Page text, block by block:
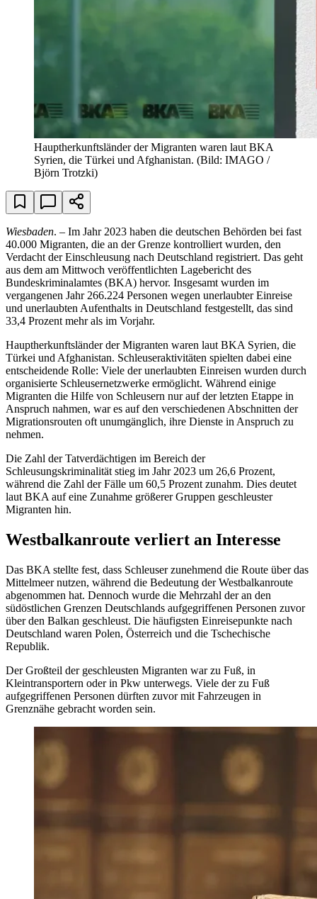
Hauptherkunftsländer der Migranten waren laut BKA
Syrien, die Türkei und Afghanistan. (Bild: IMAGO /
Björn Trotzki)
Wiesbaden. – Im Jahr 2023 haben die deutschen Behörden bei fast
40.000 Migranten, die an der Grenze kontrolliert wurden, den
Verdacht der Einschleusung nach Deutschland registriert. Das geht
aus dem am Mittwoch veröffentlichten Lagebericht des
Bundeskriminalamtes (BKA) hervor. Insgesamt wurden im
vergangenen Jahr 266.224 Personen wegen unerlaubter Einreise
und unerlaubten Aufenthalts in Deutschland festgestellt, das sind
33,4 Prozent mehr als im Vorjahr.
Hauptherkunftsländer der Migranten waren laut BKA Syrien, die
Türkei und Afghanistan. Schleuseraktivitäten spielten dabei eine
entscheidende Rolle: Viele der unerlaubten Einreisen wurden durch
organisierte Schleusernetzwerke ermöglicht. Während einige
Migranten die Hilfe von Schleusern nur auf der letzten Etappe in
Anspruch nahmen, war es auf den verschiedenen Abschnitten der
Migrationsrouten oft unumgänglich, ihre Dienste in Anspruch zu
nehmen.
Die Zahl der Tatverdächtigen im Bereich der
Schleusungskriminalität stieg im Jahr 2023 um 26,6 Prozent,
während die Zahl der Fälle um 60,5 Prozent zunahm. Dies deutet
laut BKA auf eine Zunahme größerer Gruppen geschleuster
Migranten hin.
Westbalkanroute verliert an Interesse
Das BKA stellte fest, dass Schleuser zunehmend die Route über das
Mittelmeer nutzen, während die Bedeutung der Westbalkanroute
abgenommen hat. Dennoch wurde die Mehrzahl der an den
südöstlichen Grenzen Deutschlands aufgegriffenen Personen zuvor
über den Balkan geschleust. Die häufigsten Einreisepunkte nach
Deutschland waren Polen, Österreich und die Tschechische
Republik.
Der Großteil der geschleusten Migranten war zu Fuß, in
Kleintransportern oder in Pkw unterwegs. Viele der zu Fuß
aufgegriffenen Personen dürften zuvor mit Fahrzeugen in
Grenznähe gebracht worden sein.